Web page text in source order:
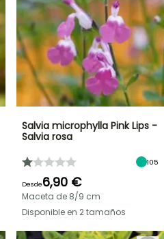
Salvia microphylla Pink Lips -
Salvia rosa
105
Desde6,90 €
Maceta de 8/9 cm
Disponible en 2 tamaños